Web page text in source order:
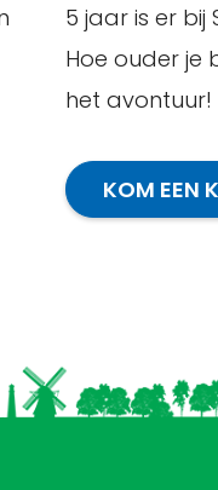
5 jaar is er bij
Hoe ouder je
het avontuur!
KOM EEN